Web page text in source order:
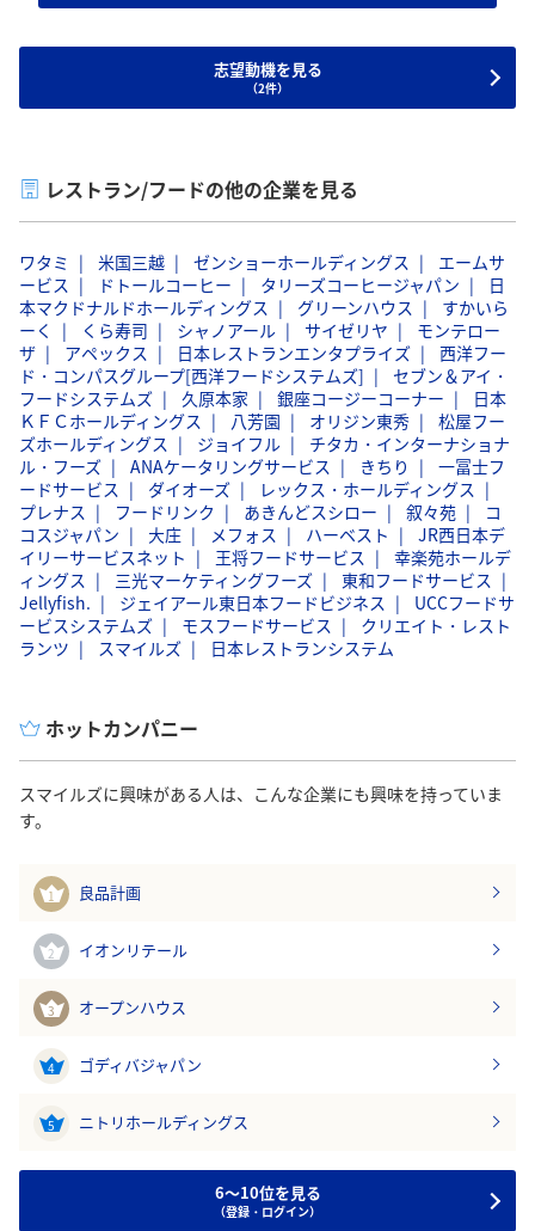
志望動機を見る
（2件）
レストラン/フードの他の企業を見る
ワタミ 米国三越 ゼンショーホールディングス
エームサ
ービス
ドトールコーヒー タリーズコーヒージャパン
日
本マクドナルドホールディングス
グリーンハウス
すかいら
ーく
くら寿司 シャノアール サイゼリヤ
モンテロー
ザ
アペックス 日本レストランエンタプライズ
西洋フー
ド・コンパスグループ[西洋フードシステムズ]
セブン＆アイ・
フードシステムズ
久原本家 銀座コージーコーナー
日本
ＫＦＣホールディングス
八芳園 オリジン東秀
松屋フー
ズホールディングス
ジョイフル
チタカ・インターナショナ
ル・フーズ
ANAケータリングサービス きちり
一冨士フ
ードサービス
ダイオーズ
レックス・ホールディングス
プレナス
フードリンク あきんどスシロー 叙々苑
コ
コスジャパン
大庄 メフォス ハーベスト
JR西日本デ
イリーサービスネット
王将フードサービス
幸楽苑ホールデ
ィングス
三光マーケティングフーズ
東和フードサービス
Jellyfish.
ジェイアール東日本フードビジネス
UCCフードサ
ービスシステムズ
モスフードサービス
クリエイト・レスト
ランツ
スマイルズ 日本レストランシステム
ホットカンパニー
スマイルズに興味がある人は、こんな企業にも興味を持っていま
す。
1 良品計画
2 イオンリテール
3 オープンハウス
4 ゴディバジャパン
5 ニトリホールディングス
6～10位を見る
（登録・ログイン）